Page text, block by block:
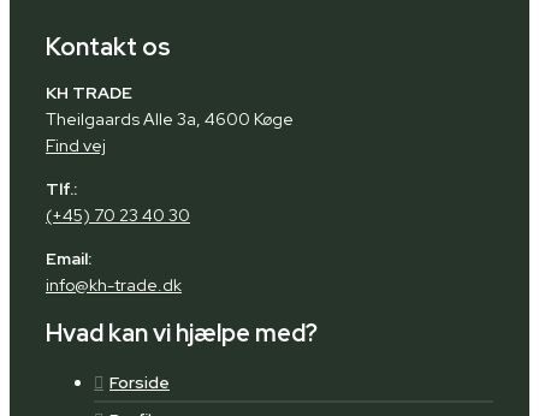
Kontakt os
KH TRADE
Theilgaards Alle 3a, 4600 Køge
Find vej
Tlf.:
(+45) 70 23 40 30
Email:
info@kh-trade.dk
Hvad kan vi hjælpe med?
Forside